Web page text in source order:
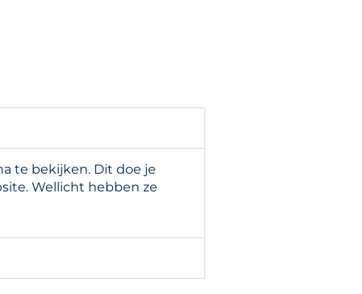
te bekijken. Dit doe je
Wellicht hebben ze